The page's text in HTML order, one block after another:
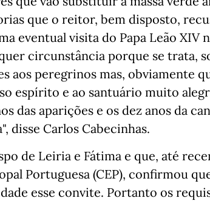
que o reitor, bem disposto,
eventual visita do Papa Leão XIV
circunstância porque se trata,
aos peregrinos mas, obviamente
espírito e ao santuário muito
das aparições e os dez anos da
disse Carlos Cabecinhas.
de Leiria e Fátima e que, até
Portuguesa (CEP), confirmou
esse convite. Portanto os